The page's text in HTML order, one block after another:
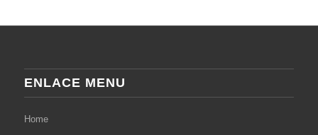
ENLACE MENU
Home